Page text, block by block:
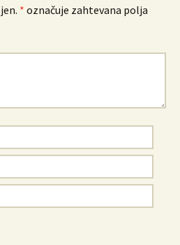
* označuje zahtevana polja